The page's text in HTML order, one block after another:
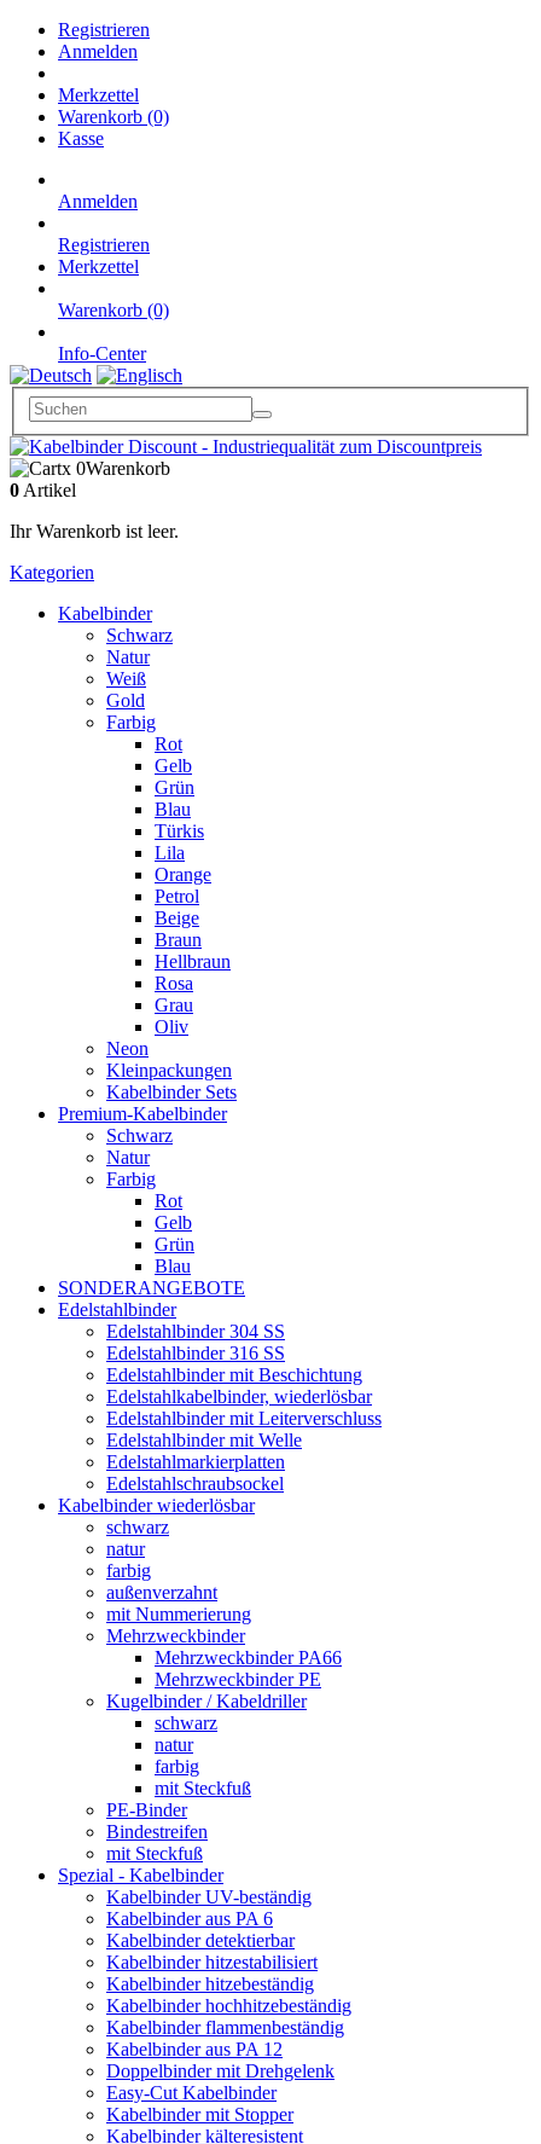
Registrieren
Anmelden
Merkzettel
Warenkorb (0)
Kasse
Anmelden
Registrieren
Merkzettel
Warenkorb (0)
Info-Center
x 0Warenkorb
0 Artikel
Ihr Warenkorb ist leer.
Kategorien
Kabelbinder
Schwarz
Natur
Weiß
Gold
Farbig
Rot
Gelb
Grün
Blau
Türkis
Lila
Orange
Petrol
Beige
Braun
Hellbraun
Rosa
Grau
Oliv
Neon
Kleinpackungen
Kabelbinder Sets
Premium-Kabelbinder
Schwarz
Natur
Farbig
Rot
Gelb
Grün
Blau
SONDERANGEBOTE
Edelstahlbinder
Edelstahlbinder 304 SS
Edelstahlbinder 316 SS
Edelstahlbinder mit Beschichtung
Edelstahlkabelbinder, wiederlösbar
Edelstahlbinder mit Leiterverschluss
Edelstahlbinder mit Welle
Edelstahlmarkierplatten
Edelstahlschraubsockel
Kabelbinder wiederlösbar
schwarz
natur
farbig
außenverzahnt
mit Nummerierung
Mehrzweckbinder
Mehrzweckbinder PA66
Mehrzweckbinder PE
Kugelbinder / Kabeldriller
schwarz
natur
farbig
mit Steckfuß
PE-Binder
Bindestreifen
mit Steckfuß
Spezial - Kabelbinder
Kabelbinder UV-beständig
Kabelbinder aus PA 6
Kabelbinder detektierbar
Kabelbinder hitzestabilisiert
Kabelbinder hitzebeständig
Kabelbinder hochhitzebeständig
Kabelbinder flammenbeständig
Kabelbinder aus PA 12
Doppelbinder mit Drehgelenk
Easy-Cut Kabelbinder
Kabelbinder mit Stopper
Kabelbinder kälteresistent